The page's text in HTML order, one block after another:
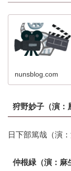
nunsblog.com
狩野妙子（演：
日下部篤哉（演
仲根緑（演： 麻